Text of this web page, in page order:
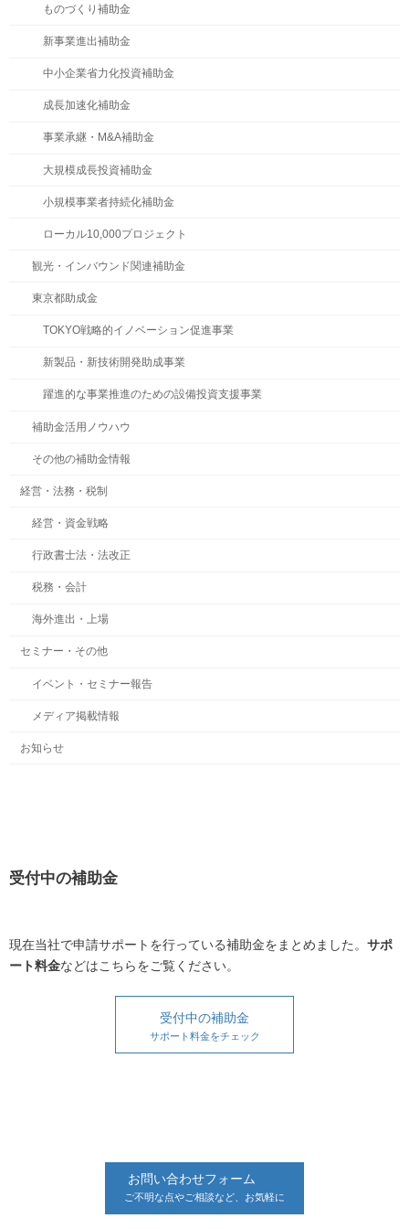
ものづくり補助金
新事業進出補助金
中小企業省力化投資補助金
成長加速化補助金
事業承継・M&A補助金
大規模成長投資補助金
小規模事業者持続化補助金
ローカル10,000プロジェクト
観光・インバウンド関連補助金
東京都助成金
TOKYO戦略的イノベーション促進事業
新製品・新技術開発助成事業
躍進的な事業推進のための設備投資支援事業
補助金活用ノウハウ
その他の補助金情報
経営・法務・税制
経営・資金戦略
行政書士法・法改正
税務・会計
海外進出・上場
セミナー・その他
イベント・セミナー報告
メディア掲載情報
お知らせ
受付中の補助金
現在当社で申請サポートを行っている補助金をまとめました。 サポ
ート料金などはこちらをご覧ください。
受付中の補助金
サポート料金をチェック
お問い合わせフォーム
ご不明な点やご相談など、お気軽に